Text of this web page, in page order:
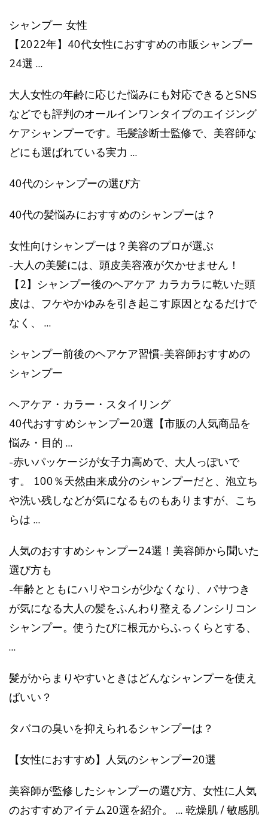
シャンプー 女性
【2022年】40代女性におすすめの市販シャンプー
24選 …
大人女性の年齢に応じた悩みにも対応できるとSNS
などでも評判のオールインワンタイプのエイジング
ケアシャンプーです。毛髪診断士監修で、美容師な
どにも選ばれている実力 …
40代のシャンプーの選び方
40代の髪悩みにおすすめのシャンプーは？
女性向けシャンプーは？美容のプロが選ぶ
-大人の美髪には、頭皮美容液が欠かせません！
【2】シャンプー後のヘアケア カラカラに乾いた頭
皮は、フケやかゆみを引き起こす原因となるだけで
なく、 …
シャンプー前後のヘアケア習慣-美容師おすすめの
シャンプー
ヘアケア・カラー・スタイリング
40代おすすめシャンプー20選【市販の人気商品を
悩み・目的 …
-赤いパッケージが女子力高めで、大人っぽいで
す。 100％天然由来成分のシャンプーだと、泡立ち
や洗い残しなどが気になるものもありますが、こち
らは …
人気のおすすめシャンプー24選！美容師から聞いた
選び方も
-年齢とともにハリやコシが少なくなり、パサつき
が気になる大人の髪をふんわり整えるノンシリコン
シャンプー。使うたびに根元からふっくらとする、
…
髪がからまりやすいときはどんなシャンプーを使え
ばいい？
タバコの臭いを抑えられるシャンプーは？
【女性におすすめ】人気のシャンプー20選
美容師が監修したシャンプーの選び方、女性に人気
のおすすめアイテム20選を紹介。 … 乾燥肌 / 敏感肌